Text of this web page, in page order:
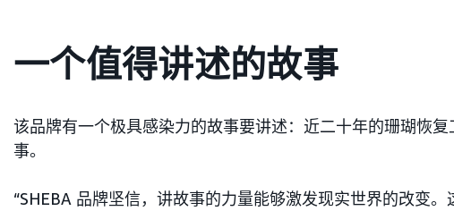
一个值得讲述的故事
该品牌有一个极具感染力的故事要讲述：近二十年的珊瑚恢
事。
“SHEBA 品牌坚信，讲故事的力量能够激发现实世界的改变